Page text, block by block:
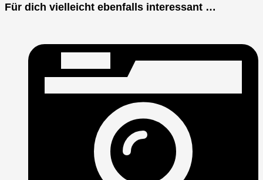
Für dich vielleicht ebenfalls interessant …